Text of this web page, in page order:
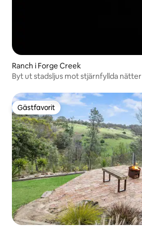
Ranch i Forge Creek
Byt ut stadsljus mot stjärnfyllda nätter
Gästfavorit
Gästfavorit